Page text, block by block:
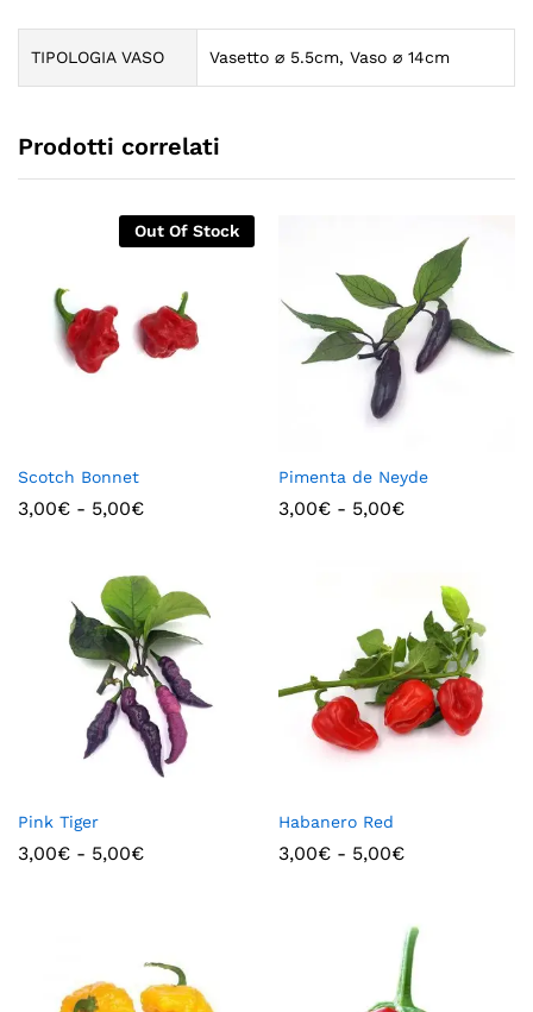
TIPOLOGIA VASO Vasetto ⌀ 5.5cm, Vaso ⌀ 14cm
Prodotti correlati
Out Of Stock
Scotch Bonnet
3,00€ - 5,00€
Pimenta de Neyde
3,00€ - 5,00€
Pink Tiger
3,00€ - 5,00€
Habanero Red
3,00€ - 5,00€